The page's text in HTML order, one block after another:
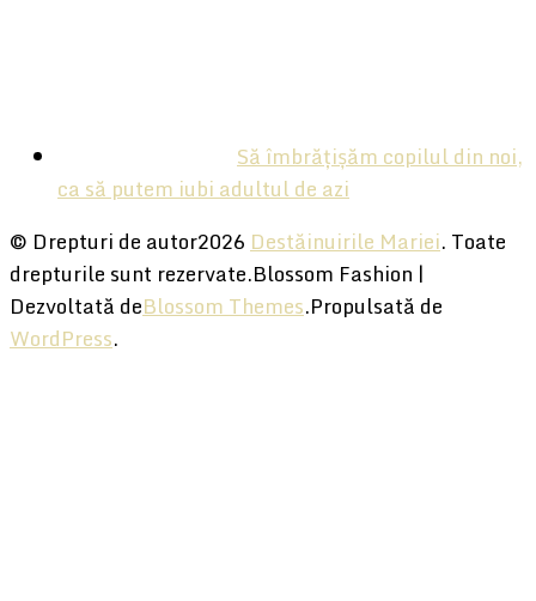
Să îmbrățișăm copilul din noi,
ca să putem iubi adultul de azi
© Drepturi de autor2026 Destăinuirile Mariei. Toate
drepturile sunt rezervate.Blossom Fashion |
Dezvoltată deBlossom Themes.Propulsată de
WordPress.